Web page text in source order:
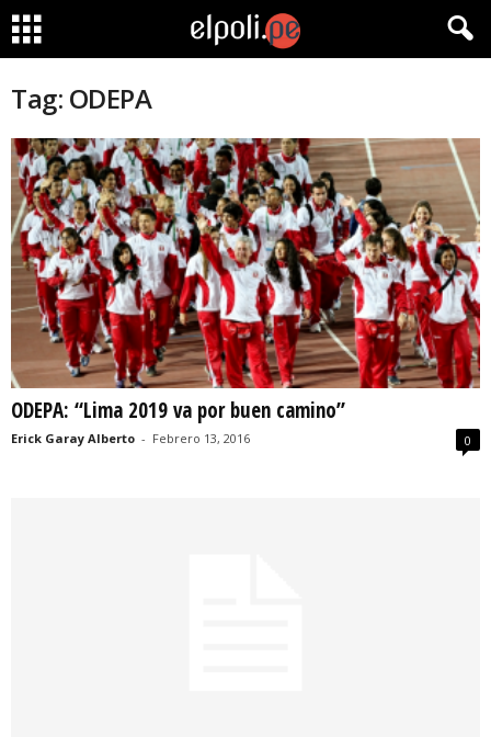
Tag: ODEPA
ODEPA: “Lima 2019 va por buen camino”
Erick Garay Alberto - Febrero 13, 2016 0